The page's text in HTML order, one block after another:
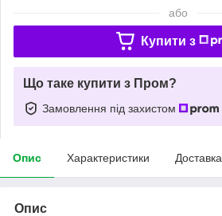
або
Купити з
Що таке купити з Пром?
Замовлення під захистом
Опис Характеристики Доставка
Опис